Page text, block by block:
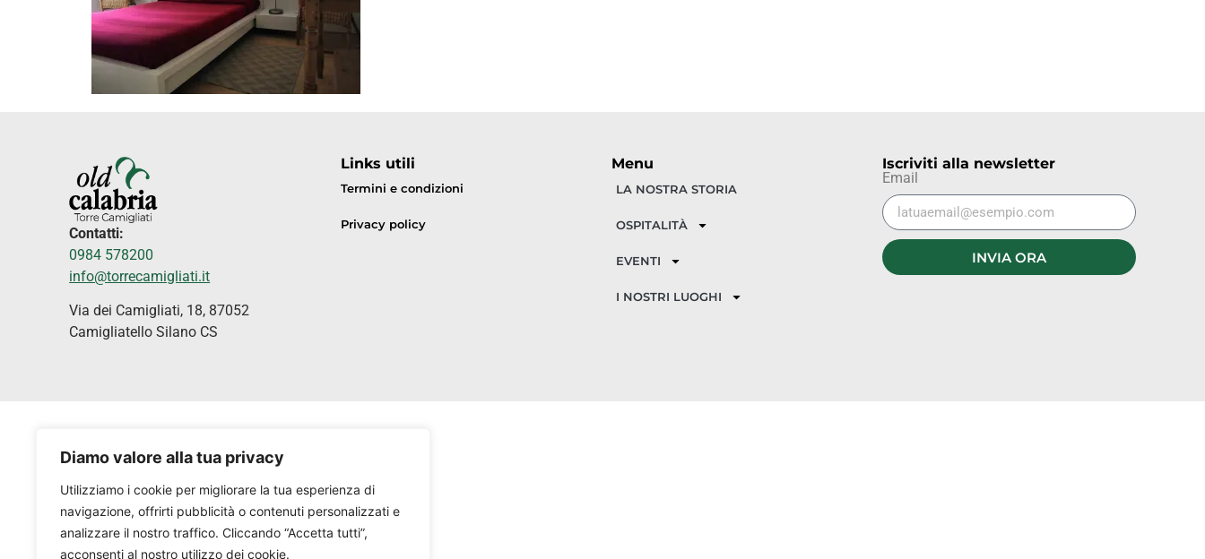
Diamo valore alla tua privacy
Utilizziamo i cookie per migliorare la tua esperienza di
navigazione, offrirti pubblicità o contenuti personalizzati e
analizzare il nostro traffico. Cliccando “Accetta tutti”,
acconsenti al nostro utilizzo dei cookie.
Contatti:
0984 578200
info@torrecamigliati.it
Via dei Camigliati, 18, 87052
Camigliatello Silano CS
Links utili
Termini e condizioni
Privacy policy
Menu
LA NOSTRA STORIA
OSPITALITÀ
EVENTI
I NOSTRI LUOGHI
Iscriviti alla newsletter
Email
INVIA ORA